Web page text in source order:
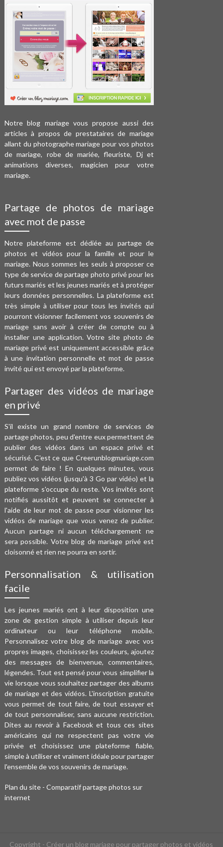
Notre blog mariage vous propose aussi des
articles à propos de prestataires de mariage
allant du photographe mariage pour vos photos
de mariage, robe de mariée, fleuriste, Dj et
animations diverses, magicien pour votre
mariage.
Partage de photos de mariage
avec mot de passe
Notre plateforme est dédiée au partage de
photos et vidéos pour la famille et pour le
mariage. Nous sommes les seuls à proposer ce
type de service de partage photo privé pour les
futurs mariés et les jeunes mariés et à protéger
leurs données personnelles. La plateforme est
très simple à utiliser pour tous les invités qui
pourront visionner facilement vos souvenirs de
mariage sans avoir à créer de compte ou à
installer une application.Votre site photo de
mariage privéest uniquement accessible grâce
à une invitation personnelle et mot de passe
invité qui est envoyé par la plateforme.
Partager des vidéos de mariage
en privé
S'il existe un grand nombre de services de
partage photos, peu d'entre eux permettent de
publier des vidéos dans un espace privé et
sécurisé. C'est ce que Creerunblogmariage.com
permet de faire ! En quelques minutes, vous
publiez vos vidéos (jusqu'à 3 Go par vidéo) et la
plateforme s'occupe du reste. Vos invités sont
notifiés aussitôt et peuvent se connecter à
l'aide de leur mot de passe pour visionner les
vidéos de mariage que vous venez de publier.
Aucun partage ni aucun téléchargement ne
sera possible. Votre blog de mariage privé est
cloisonné et rien ne pourra en sortir.
Personnalisation & utilisation
facile
Les jeunes mariés ont à leur disposition une
zone de gestion simple à utiliser depuis leur
ordinateur ou leur téléphone mobile.
Personnalisez votre blog de mariage avec vos
propres images, choisissez les couleurs, ajoutez
des messages de bienvenue, commentaires,
légendes. Tout est pensé pour vous simplifier la
vie lorsque vous souhaitez partager des albums
de mariage et des vidéos. L'inscription gratuite
vous permet de tout faire, de tout essayer et
de tout personnaliser, sans aucune restriction.
Dites au revoir à Facebook et tous ces sites
américains qui ne respectent pas votre vie
privée et choisissez une plateforme fiable,
simple à utiliser et vraiment idéale pour partager
l'ensemble de vos souvenirs de mariage.
Plan du site- Comparatif partage photos sur
internet
Copyright - Créer un blog mariage pour partager photos et vidéos